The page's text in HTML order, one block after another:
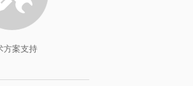
方案支持